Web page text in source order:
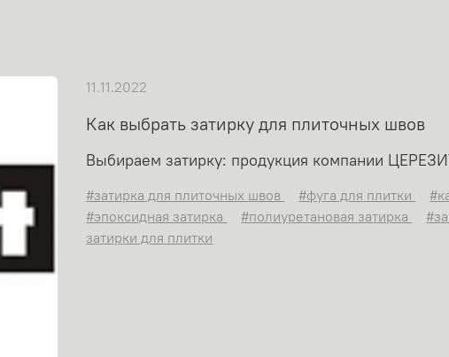
Как выбрать затирку для плиточных швов
Выбираем затирку: продукция компании
11.11.2022
#затирка для плиточных швов #фуга для плитки
#эпоксидная затирка
#полиуретановая затирка
затирки для плитки